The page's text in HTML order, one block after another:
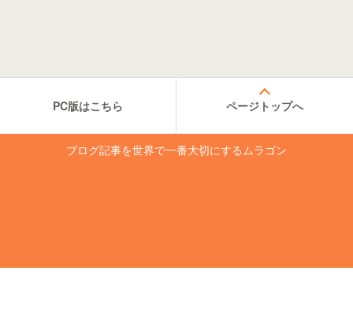
PC版はこちら ページトップへ
ブログ記事を世界で一番大切にするムラゴン